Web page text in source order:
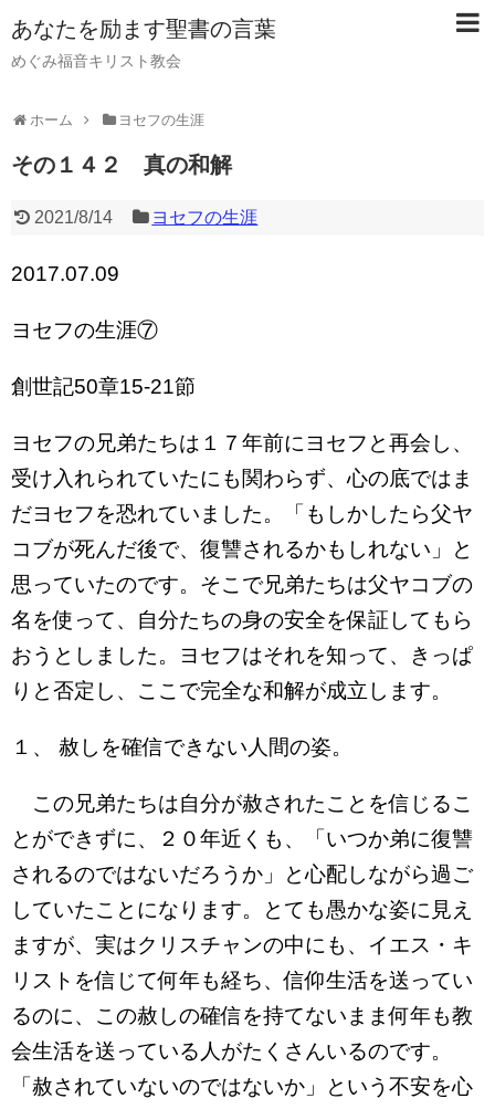
あなたを励ます聖書の言葉
めぐみ福音キリスト教会
ホーム ヨセフの生涯
その１４２ 真の和解
2021/8/14 ヨセフの生涯
2017.07.09
ヨセフの生涯⑦
創世記50章15-21節
ヨセフの兄弟たちは１７年前にヨセフと再会し、
受け入れられていたにも関わらず、心の底ではま
だヨセフを恐れていました。「もしかしたら父ヤ
コブが死んだ後で、復讐されるかもしれない」と
思っていたのです。そこで兄弟たちは父ヤコブの
名を使って、自分たちの身の安全を保証してもら
おうとしました。ヨセフはそれを知って、きっぱ
りと否定し、ここで完全な和解が成立します。
１、 赦しを確信できない人間の姿。
この兄弟たちは自分が赦されたことを信じるこ
とができずに、２０年近くも、「いつか弟に復讐
されるのではないだろうか」と心配しながら過ご
していたことになります。とても愚かな姿に見え
ますが、実はクリスチャンの中にも、イエス・キ
リストを信じて何年も経ち、信仰生活を送ってい
るのに、この赦しの確信を持てないまま何年も教
会生活を送っている人がたくさんいるのです。
「赦されていないのではないか」という不安を心